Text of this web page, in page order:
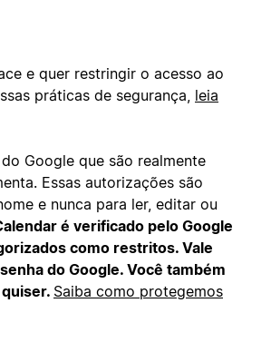
e quer restringir o acesso ao
práticas de segurança, leia
Google que são realmente
Essas autorizações são
e nunca para ler, editar ou
é verificado pelo Google
como restritos. Vale
do Google. Você também
Saiba como protegemos